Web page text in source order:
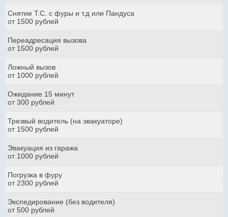
Снятие Т.С. с фуры и т.д или Пандуса
от 1500 рублей
Переадресация вызова
от 1500 рублей
Ложный вызов
от 1000 рублей
Ожидание 15 минут
от 300 рублей
Трезвый водитель (на эвакуаторе)
от 1500 рублей
Эвакуация из гаража
от 1000 рублей
Погрузка в фуру
от 2300 рублей
Экспедирование (без водителя)
от 500 рублей